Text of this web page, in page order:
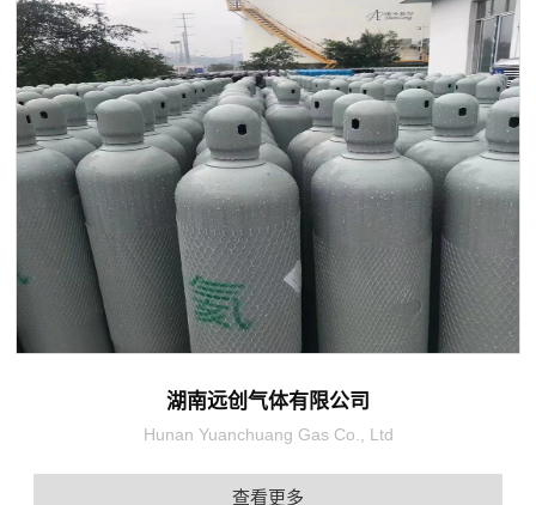
湖南远创气体有限公司
Hunan Yuanchuang Gas Co., Ltd
查看更多